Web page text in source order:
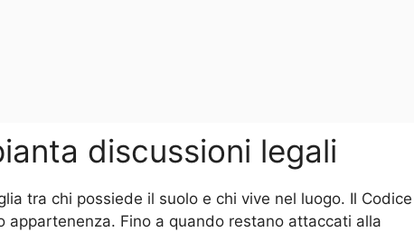
discussioni legali
tra chi possiede il suolo e chi vive nel luogo. Il Codice
appartenenza. Fino a quando restano attaccati alla